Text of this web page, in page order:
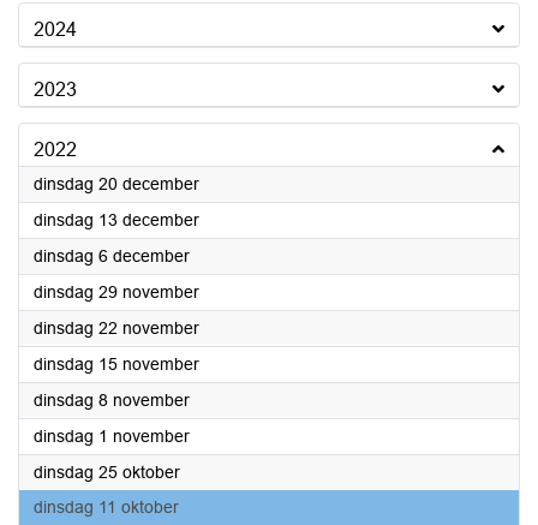
2024
2023
2022
dinsdag 20 december2022
dinsdag 13 december2022
dinsdag 6 december2022
dinsdag 29 november2022
dinsdag 22 november2022
dinsdag 15 november2022
dinsdag 8 november2022
dinsdag 1 november2022
dinsdag 25 oktober2022
dinsdag 11 oktober2022